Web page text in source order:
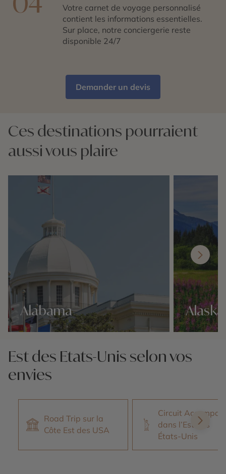
Votre carnet de voyage personnalisé
contient les informations essentielles.
Sur place, notre conciergerie reste
disponible 24/7
Demander un devis
Ces destinations pourraient
aussi vous plaire
Alabama Alaska
Est des Etats-Unis selon vos
envies
Road Trip sur la
Côte Est des USA
Circuit
dans l’Est des
États-Unis